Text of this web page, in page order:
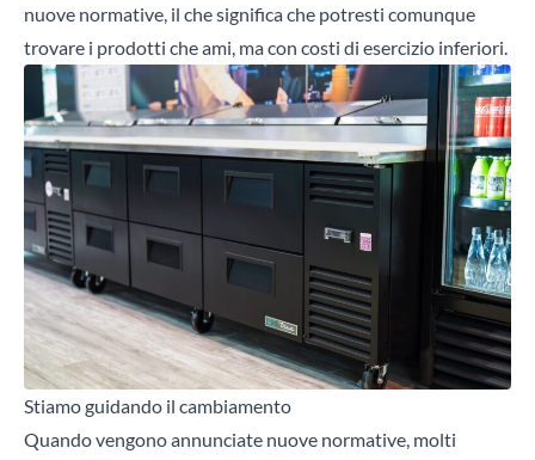
nuove normative, il che significa che potresti comunque
trovare i prodotti che ami, ma con costi di esercizio inferiori.
Stiamo guidando il cambiamento
Quando vengono annunciate nuove normative, molti